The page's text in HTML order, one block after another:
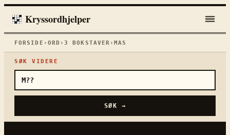
Kryssordhjelper
FORSIDE › ORD ›3 BOKSTAVER ›MAS
SØK VIDERE
SØK →